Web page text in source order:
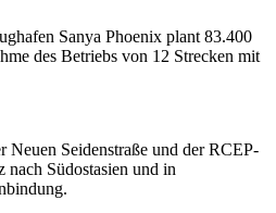
Sanya Phoenix plant 83.400
des Betriebs von 12 Strecken mit
Seidenstraße und der RCEP-
Südostasien und in